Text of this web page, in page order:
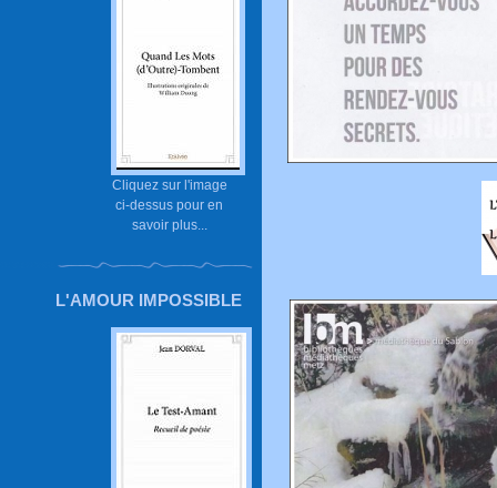
Cliquez sur l'image
ci-dessus pour en
savoir plus...
L'AMOUR IMPOSSIBLE